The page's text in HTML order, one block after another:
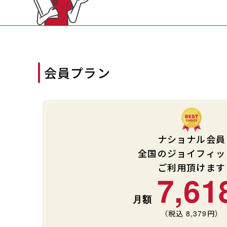
会員プラン
ナショナル会員
全国のジョイフィ
ご利用頂けます
（税込 8,379 円）